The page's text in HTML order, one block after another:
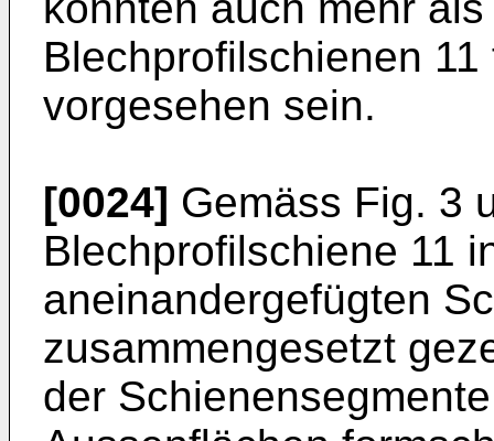
Blechprofilschienen
vorgesehen sein.
[0024] Gemäss Fig. 3
Blechprofilschiene 11
aneinandergefügten
zusammengesetzt
der